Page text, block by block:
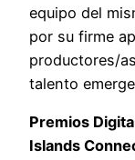
equipo del
por su firme
productores/
talento
Premios
Islands